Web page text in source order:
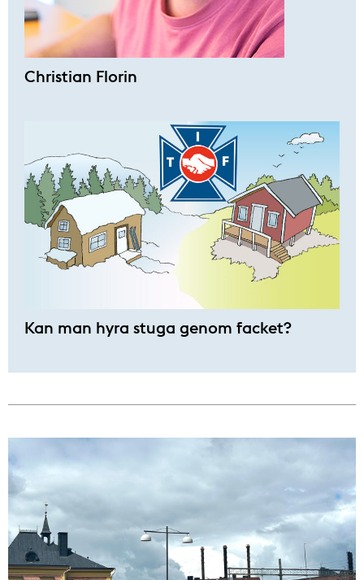
Christian Florin
Kan man hyra stuga genom facket?